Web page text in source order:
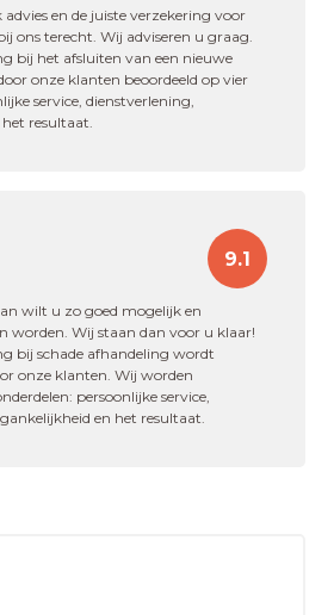
advies en de juiste verzekering voor
ons terecht. Wij adviseren u graag.
bij het afsluiten van een nieuwe
onze klanten beoordeeld op vier
service, dienstverlening,
resultaat.
9.1
wilt u zo goed mogelijk en
worden. Wij staan dan voor u klaar!
bij schade afhandeling wordt
onze klanten. Wij worden
persoonlijke service,
en het resultaat.